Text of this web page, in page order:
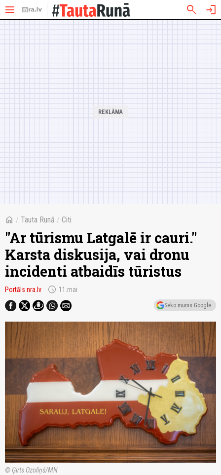
menu search login
home / Tauta Runā / Citi
"Ar tūrismu Latgalē ir cauri."
Karsta diskusija, vai dronu
incidenti atbaidīs tūristus
Portāls nra.lv schedule 11.mai
Seko mums Google
© Ģirts Ozoliņš/MN